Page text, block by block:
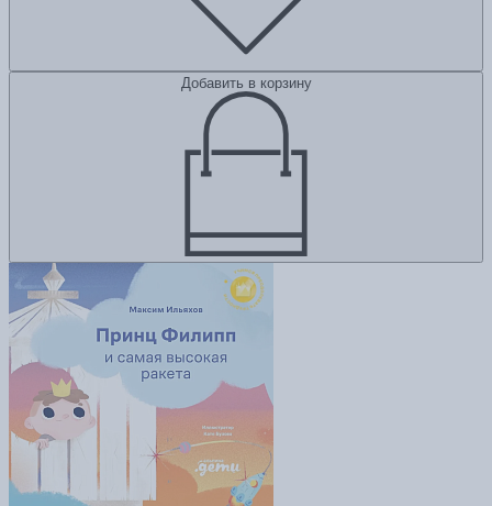
Добавить в корзину